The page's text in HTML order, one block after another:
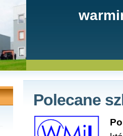
Polecane